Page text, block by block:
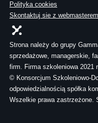
Polityka cookies
Skontaktuj sie z webmasterem
Strona należy do grupy
sprzedażowe, managerskie,
firm. Firma szkoleniowa 2021
© Konsorcjum Szkoleniowo-
odpowiedzialnością spółka
Wszelkie prawa zastrzeżone.